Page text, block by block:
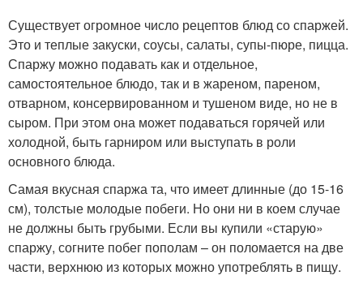
Существует огромное число рецептов блюд со спаржей.
Это и теплые закуски, соусы, салаты, супы-пюре, пицца.
Спаржу можно подавать как и отдельное,
самостоятельное блюдо, так и в жареном, пареном,
отварном, консервированном и тушеном виде, но не в
сыром. При этом она может подаваться горячей или
холодной, быть гарниром или выступать в роли
основного блюда.
Самая вкусная спаржа та, что имеет длинные (до 15-16
см), толстые молодые побеги. Но они ни в коем случае
не должны быть грубыми. Если вы купили «старую»
спаржу, согните побег пополам – он поломается на две
части, верхнюю из которых можно употреблять в пищу.